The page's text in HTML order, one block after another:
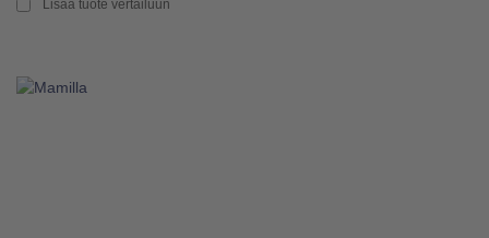
Lisää tuote vertailuun